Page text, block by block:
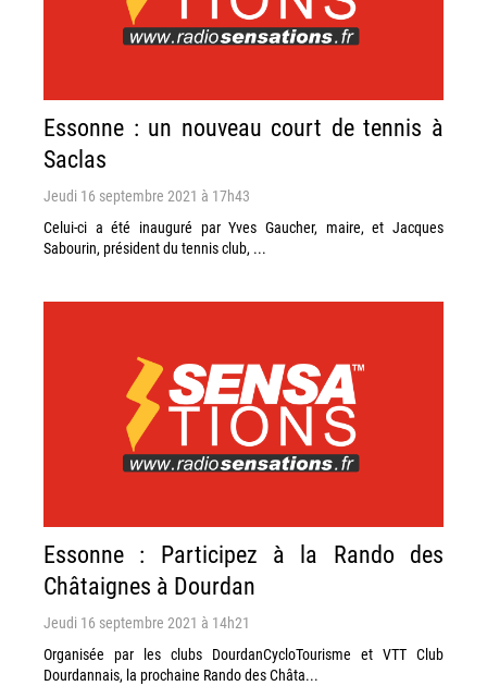
Essonne : un nouveau court de tennis à
Saclas
Jeudi 16 septembre 2021 à 17h43
Celui-ci a été inauguré par Yves Gaucher, maire, et Jacques
Sabourin, président du tennis club, ...
Essonne : Participez à la Rando des
Châtaignes à Dourdan
Jeudi 16 septembre 2021 à 14h21
Organisée par les clubs DourdanCycloTourisme et VTT Club
Dourdannais, la prochaine Rando des Châta...